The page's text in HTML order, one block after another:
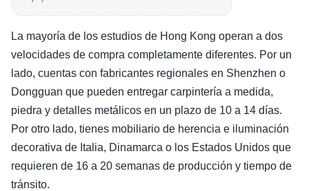
La mayoría de los estudios de Hong Kong operan a dos
velocidades de compra completamente diferentes. Por un
lado, cuentas con fabricantes regionales en Shenzhen o
Dongguan que pueden entregar carpintería a medida,
piedra y detalles metálicos en un plazo de 10 a 14 días.
Por otro lado, tienes mobiliario de herencia e iluminación
decorativa de Italia, Dinamarca o los Estados Unidos que
requieren de 16 a 20 semanas de producción y tiempo de
tránsito.